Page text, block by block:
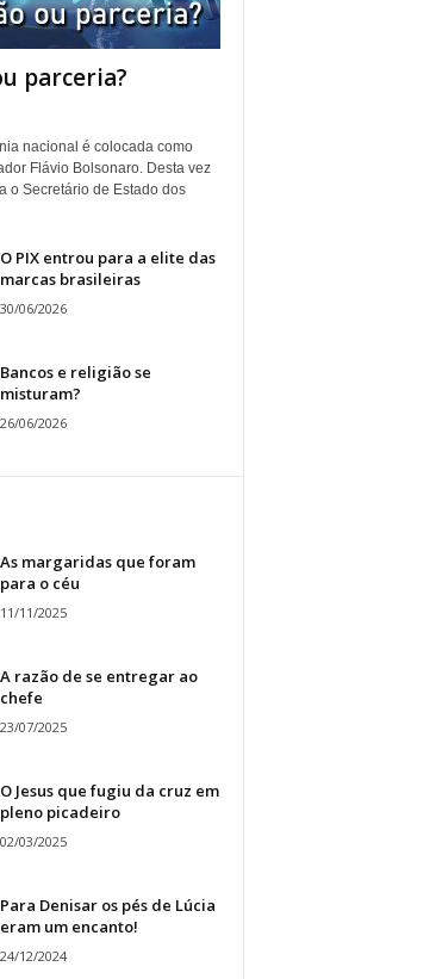
parceria?
nacional é colocada como
Flávio Bolsonaro. Desta vez
o Secretário de Estado dos
O PIX entrou para a elite das
marcas brasileiras
30/06/2026
Bancos e religião se
misturam?
26/06/2026
As margaridas que foram
para o céu
11/11/2025
A razão de se entregar ao
chefe
23/07/2025
O Jesus que fugiu da cruz em
pleno picadeiro
02/03/2025
Para Denisar os pés de Lúcia
eram um encanto!
24/12/2024